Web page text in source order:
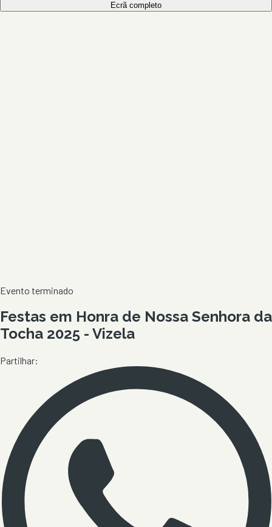
Ecrã completo
Evento terminado
Festas em Honra de Nossa Senhora da
Tocha 2025 - Vizela
Partilhar: